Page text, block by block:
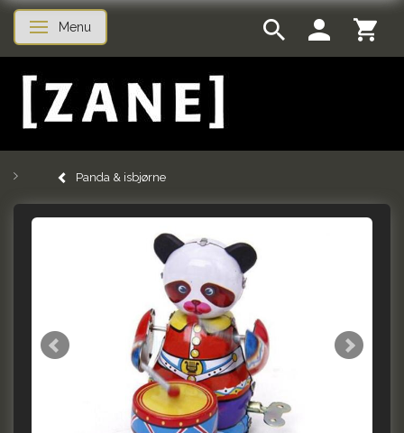
Skifte navigation
Menu
Panda & isbjørne